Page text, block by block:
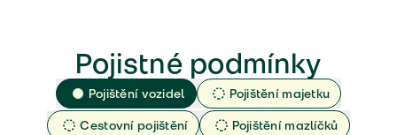
Pojistné podmínky
Pojištění vozidel
Pojištění majetku
Cestovní pojištění
Pojištění mazlíčků